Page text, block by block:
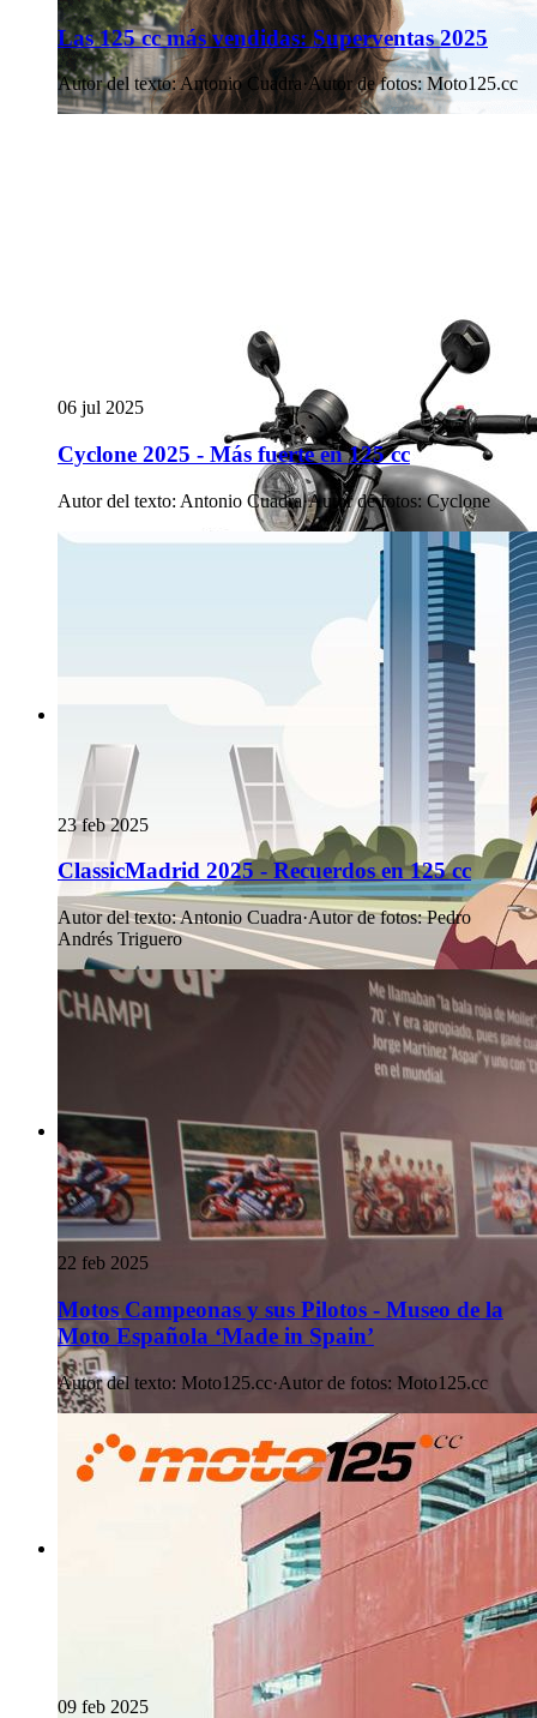
Las 125 cc más vendidas: Superventas 2025
Autor del texto:Antonio Cuadra·Autor de fotos: Moto125.cc
06 jul 2025
Cyclone 2025 - Más fuerte en 125 cc
Autor del texto: Antonio Cuadra·Autor de fotos: Cyclone
23 feb 2025
ClassicMadrid 2025 - Recuerdos en 125 cc
Autor del texto:Antonio Cuadra·Autor de fotos: Pedro
Andrés Triguero
22 feb 2025
Motos Campeonas y sus Pilotos - Museo de la
Moto Española ‘Made in Spain’
Autor del texto: Moto125.cc·Autor de fotos: Moto125.cc
09 feb 2025